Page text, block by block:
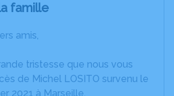
famille
amis,
tristesse que nous vous
de Michel LOSITO survenu le
2021 à Marseille.